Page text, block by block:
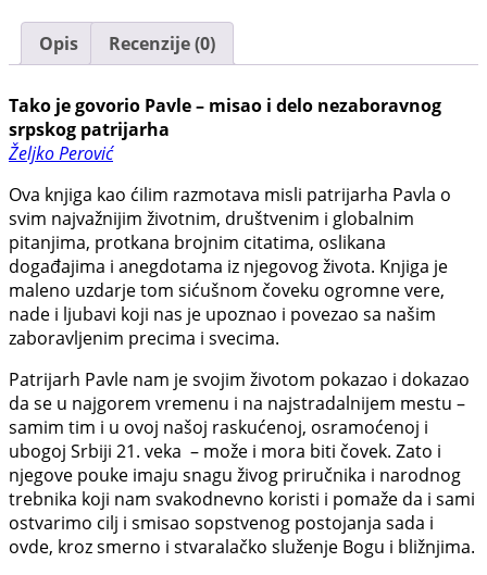
Opis Recenzije (0)
Tako je govorio Pavle – misao i delo nezaboravnog
srpskog patrijarha
Željko Perović
Ova knjiga kao ćilim razmotava misli patrijarha Pavla o
svim najvažnijim životnim, društvenim i globalnim
pitanjima, protkana brojnim citatima, oslikana
događajima i anegdotama iz njegovog života. Knjiga je
maleno uzdarje tom sićušnom čoveku ogromne vere,
nade i ljubavi koji nas je upoznao i povezao sa našim
zaboravljenim precima i svecima.
Patrijarh Pavle nam je svojim životom pokazao i dokazao
da se u najgorem vremenu i na najstradalnijem mestu –
samim tim i u ovoj našoj raskućenoj, osramoćenoj i
ubogoj Srbiji 21. veka – može i mora biti čovek. Zato i
njegove pouke imaju snagu živog priručnika i narodnog
trebnika koji nam svakodnevno koristi i pomaže da i sami
ostvarimo cilj i smisao sopstvenog postojanja sada i
ovde, kroz smerno i stvaralačko služenje Bogu i bližnjima.